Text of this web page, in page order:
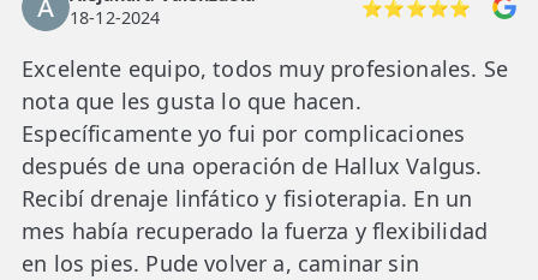
18-12-2024
⭐⭐⭐⭐⭐
Excelente equipo, todos muy profesionales. Se
nota que les gusta lo que hacen.
Específicamente yo fui por complicaciones
después de una operación de Hallux Valgus.
Recibí drenaje linfático y fisioterapia. En un
mes había recuperado la fuerza y flexibilidad
en los pies. Pude volver a, caminar sin